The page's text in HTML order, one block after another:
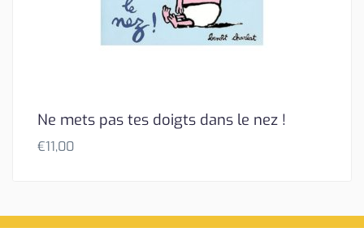
Ne mets pas tes doigts dans le nez !
€11,00